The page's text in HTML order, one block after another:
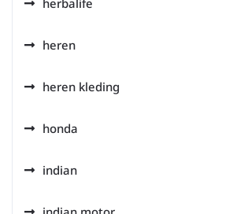
herbalife
heren
heren kleding
honda
indian